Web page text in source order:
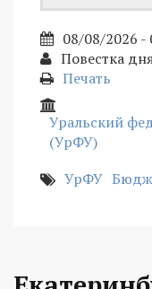
08/08/2026 -
Повестка
Печать
Уральский
(УрФУ)
УрФУ